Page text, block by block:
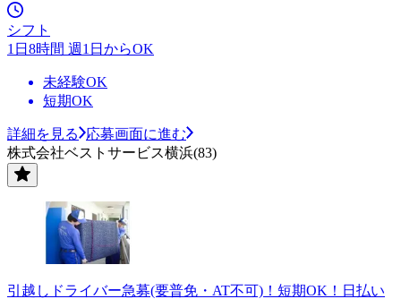
シフト
1日8時間 週1日からOK
未経験OK
短期OK
詳細を見る
応募画面に進む
株式会社ベストサービス横浜(83)
引越しドライバー急募(要普免・AT不可)！短期OK！日払い